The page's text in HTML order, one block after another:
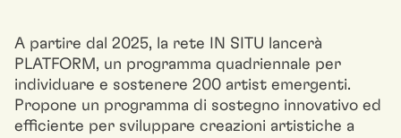
A partire dal 2025, la rete IN SITU lancerà
PLATFORM, un programma quadriennale per
individuare e sostenere 200 artist emergenti.
Propone un programma di sostegno innovativo ed
efficiente per sviluppare creazioni artistiche a